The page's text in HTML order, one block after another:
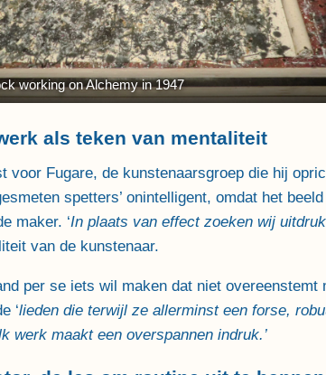
working on Alchemy in 1947
als teken van mentaliteit
voor Fugare, de kunstenaarsgroep die hij
spetters’ onintelligent, omdat het
maker. ‘In plaats van effect zoeken wij
van de kunstenaar.
per se iets wil maken dat niet
‘lieden die terwijl ze allerminst een forse,
werk maakt een overspannen indruk.’